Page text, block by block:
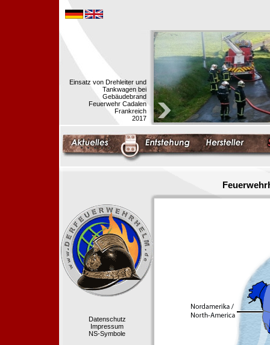
Einsatz von Drehleiter und
Tankwagen bei
Gebäudebrand
Feuerwehr Cadalen
Frankreich
2017
Datenschutz
Impressum
NS-Symbole